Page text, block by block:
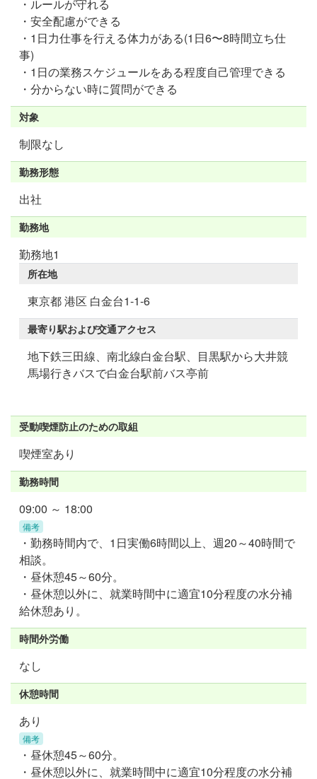
・ルールが守れる
・安全配慮ができる
・1日力仕事を行える体力がある(1日6〜8時間立ち仕
事)
・1日の業務スケジュールをある程度自己管理できる
・分からない時に質問ができる
対象
制限なし
勤務形態
出社
勤務地
勤務地1
所在地
東京都 港区 白金台1-1-6
最寄り駅および交通アクセス
地下鉄三田線、南北線白金台駅、目黒駅から大井競
馬場行きバスで白金台駅前バス亭前
受動喫煙防止のための取組
喫煙室あり
勤務時間
09:00 ～ 18:00
備考
・勤務時間内で、1日実働6時間以上、週20～40時間で
相談。
・昼休憩45～60分。
・昼休憩以外に、就業時間中に適宜10分程度の水分補
給休憩あり。
時間外労働
なし
休憩時間
あり
備考
・昼休憩45～60分。
・昼休憩以外に、就業時間中に適宜10分程度の水分補